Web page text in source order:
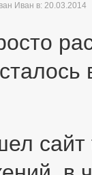
Иван в: 20.03.2014